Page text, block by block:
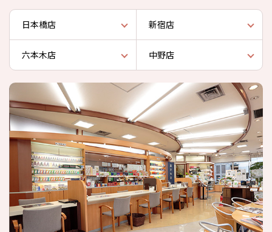
日本橋店 新宿店
六本木店 中野店